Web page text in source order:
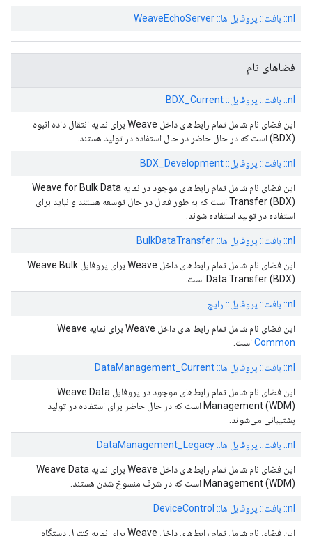
nl:: بافت:: پروفایل ها:: WeaveEchoServer
فضاهای نام
nl:: بافت:: پروفایل:: BDX_Current
این فضای نام شامل تمام رابط‌های داخل Weave برای نمایه انتقال داده انبوه
(BDX) است که در حال حاضر در حال استفاده در تولید هستند.
nl:: بافت:: پروفایل:: BDX_Development
این فضای نام شامل تمام رابط‌های موجود در نمایه Weave for Bulk Data
Transfer (BDX) است که به طور فعال در حال توسعه هستند و نباید برای
استفاده در تولید استفاده شوند.
nl:: بافت:: پروفایل ها:: BulkDataTransfer
این فضای نام شامل تمام رابط‌های داخل Weave برای پروفایل Weave Bulk
Data Transfer (BDX) است.
nl:: بافت:: پروفایل:: رایج
این فضای نام شامل تمام رابط های داخل Weave برای نمایه Weave
Common است.
nl:: بافت:: پروفایل ها:: DataManagement_Current
این فضای نام شامل تمام رابط‌های موجود در پروفایل Weave Data
Management (WDM) است که در حال حاضر برای استفاده در تولید
پشتیبانی می‌شوند.
nl:: بافت:: پروفایل ها:: DataManagement_Legacy
این فضای نام شامل تمام رابط‌های داخل Weave برای نمایه Weave Data
Management (WDM) است که در شرف منسوخ شدن هستند.
nl:: بافت:: پروفایل ها:: DeviceControl
این فضای نام شامل تمام رابط‌های داخل Weave برای نمایه کنترل دستگاه